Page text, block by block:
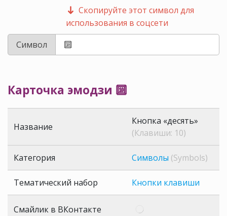
Скопируйте этот символ для
использования в соцсети
Символ
Карточка эмодзи 🔟
Название
Кнопка «десять»
(Клавиши: 10)
Категория Символы (Symbols)
Тематический набор Кнопки клавиши
Смайлик в ВКонтакте